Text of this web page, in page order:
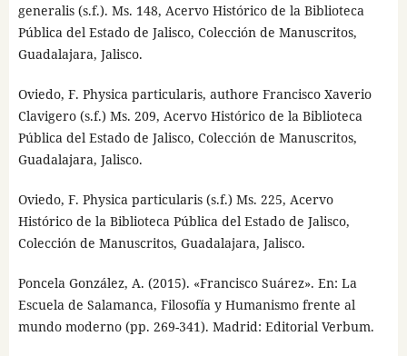
generalis (s.f.). Ms. 148, Acervo Histórico de la Biblioteca
Pública del Estado de Jalisco, Colección de Manuscritos,
Guadalajara, Jalisco.
Oviedo, F. Physica particularis, authore Francisco Xaverio
Clavigero (s.f.) Ms. 209, Acervo Histórico de la Biblioteca
Pública del Estado de Jalisco, Colección de Manuscritos,
Guadalajara, Jalisco.
Oviedo, F. Physica particularis (s.f.) Ms. 225, Acervo
Histórico de la Biblioteca Pública del Estado de Jalisco,
Colección de Manuscritos, Guadalajara, Jalisco.
Poncela González, A. (2015). «Francisco Suárez». En: La
Escuela de Salamanca, Filosofía y Humanismo frente al
mundo moderno (pp. 269-341). Madrid: Editorial Verbum.